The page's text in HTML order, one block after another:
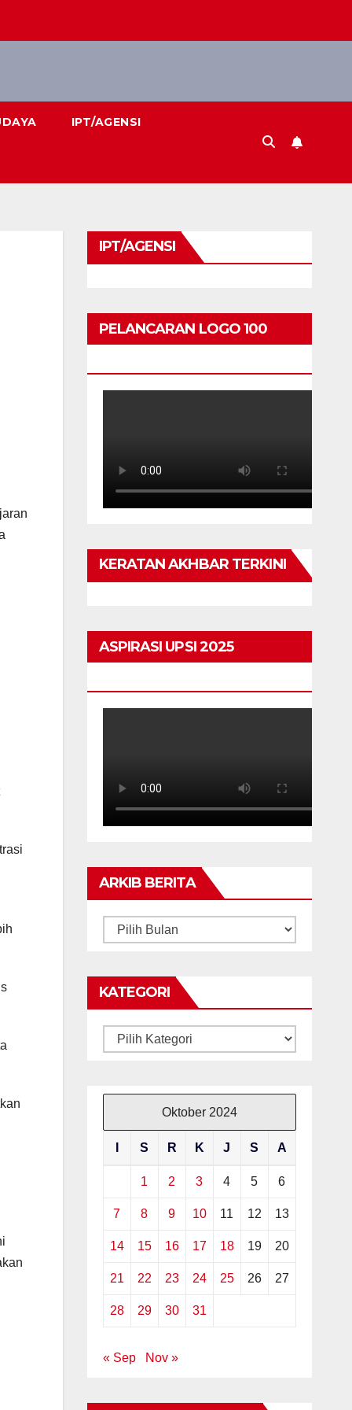
IPT/AGENSI
IPT/AGENSI
PELANCARAN LOGO 100
KERATAN AKHBAR TERKINI
ASPIRASI UPSI 2025
ARKIB BERITA
ARKIB
KATEGORI
Kategori
Oktober 2024
S R K J S A
1 2 3 4 5 6
7 8 9 10 11 12 13
14 15 16 17 18 19 20
21 22 23 24 25 26 27
28 29 30 31
« Sep Nov »